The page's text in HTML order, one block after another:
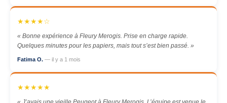
★★★★☆
« Bonne expérience à Fleury Merogis. Prise en charge rapide.
Quelques minutes pour les papiers, mais tout s’est bien passé. »
Fatima O. — il y a 1 mois
★★★★★